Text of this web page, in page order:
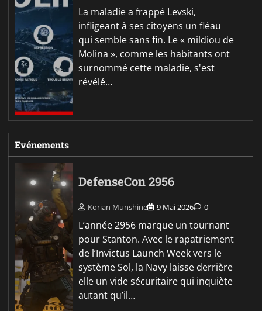
La maladie a frappé Levski,
infligeant à ses citoyens un fléau
qui semble sans fin. Le « mildiou de
Molina », comme les habitants ont
surnommé cette maladie, s'est
révélé…
Evénements
DefenseCon 2956
Korian Munshine 9 Mai 2026 0
L’année 2956 marque un tournant
pour Stanton. Avec le rapatriement
de l’Invictus Launch Week vers le
système Sol, la Navy laisse derrière
elle un vide sécuritaire qui inquiète
autant qu’il…